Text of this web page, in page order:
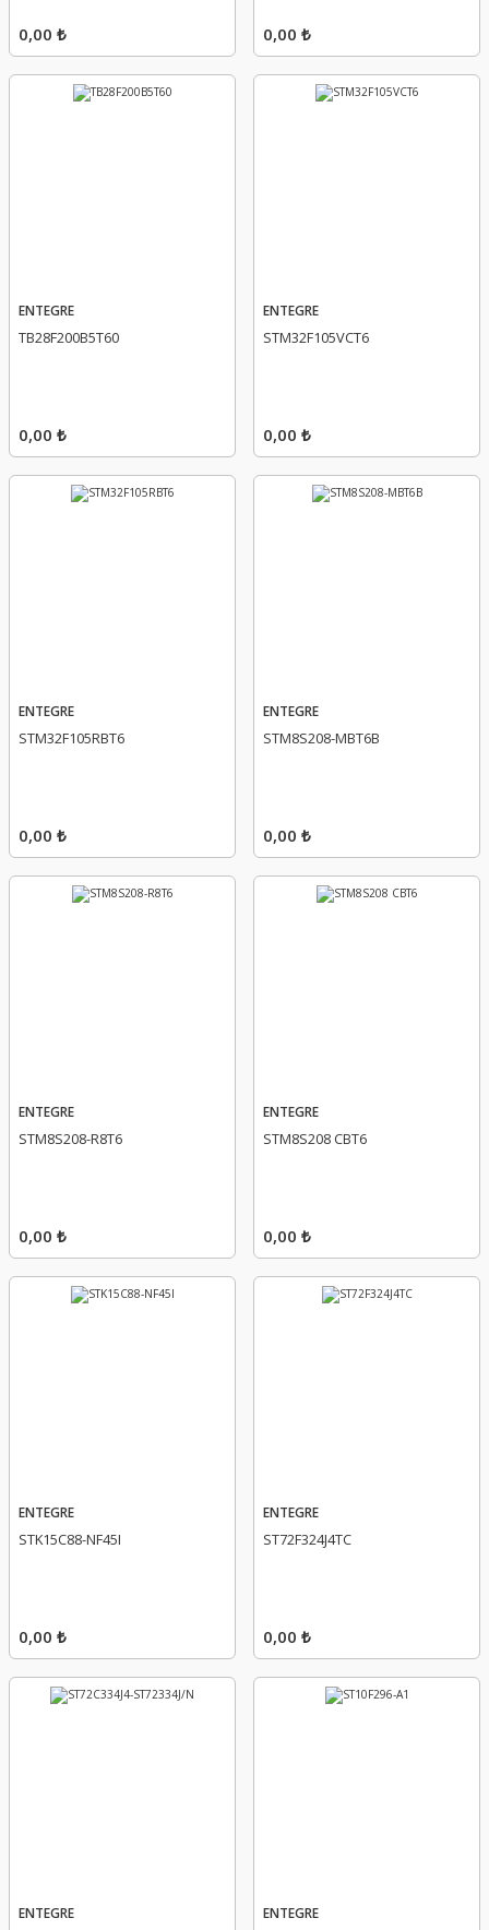
0,00 ₺ 0,00 ₺
ENTEGRE
TB28F200B5T60
0,00 ₺
ENTEGRE
STM32F105VCT6
0,00 ₺
ENTEGRE
STM32F105RBT6
0,00 ₺
ENTEGRE
STM8S208-MBT6B
0,00 ₺
ENTEGRE
STM8S208-R8T6
0,00 ₺
ENTEGRE
STM8S208 CBT6
0,00 ₺
ENTEGRE
STK15C88-NF45I
0,00 ₺
ENTEGRE
ST72F324J4TC
0,00 ₺
ENTEGRE ENTEGRE